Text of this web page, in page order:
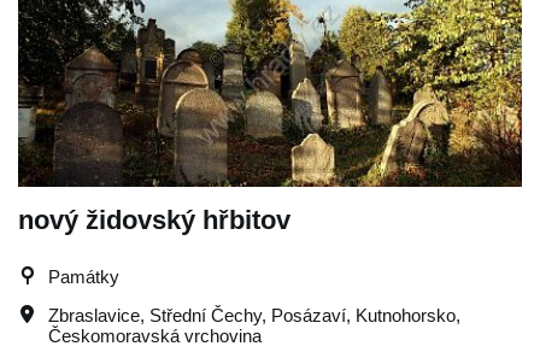
nový židovský hřbitov
Památky
Zbraslavice, Střední Čechy, Posázaví, Kutnohorsko,
Českomoravská vrchovina